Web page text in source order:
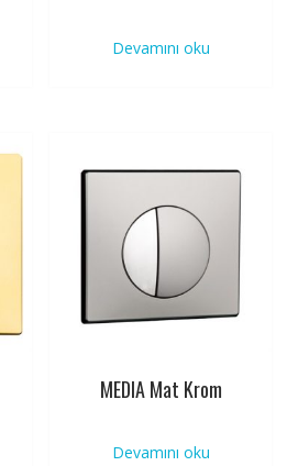
Devamını oku
MEDIA Mat Krom
Devamını oku